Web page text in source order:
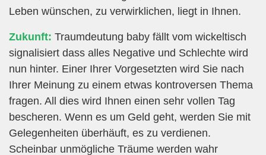
Leben wünschen, zu verwirklichen, liegt in Ihnen.
Zukunft: Traumdeutung baby fällt vom wickeltisch
signalisiert dass alles Negative und Schlechte wird
nun hinter. Einer Ihrer Vorgesetzten wird Sie nach
Ihrer Meinung zu einem etwas kontroversen Thema
fragen. All dies wird Ihnen einen sehr vollen Tag
bescheren. Wenn es um Geld geht, werden Sie mit
Gelegenheiten überhäuft, es zu verdienen.
Scheinbar unmögliche Träume werden wahr